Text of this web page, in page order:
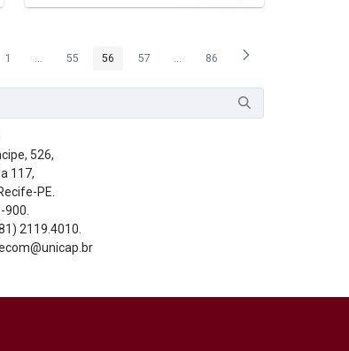
Página
1 ...Páginas intermediárias Usar ABA para navegar.
Página
55 Página
56 Página
57 ...Páginas intermediárias Usar ABA
Página
86
526,
117,
PE.
900.
2119.4010.